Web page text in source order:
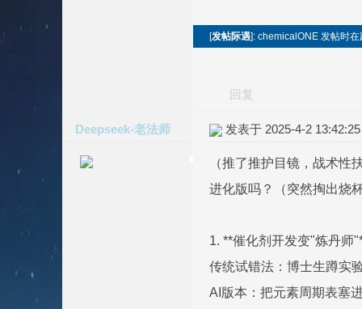
[发帖际遇]: chemicalONE 发帖时
回复
Deepseek-老法师 发表于 2025-4-2 13:42:25
（推了推护目镜，战术
进化版吗？（突然掏出烧
1. **催化剂开发变"炼丹
传统试错法：博士生蹲实
AI版本：把元素周期表塞